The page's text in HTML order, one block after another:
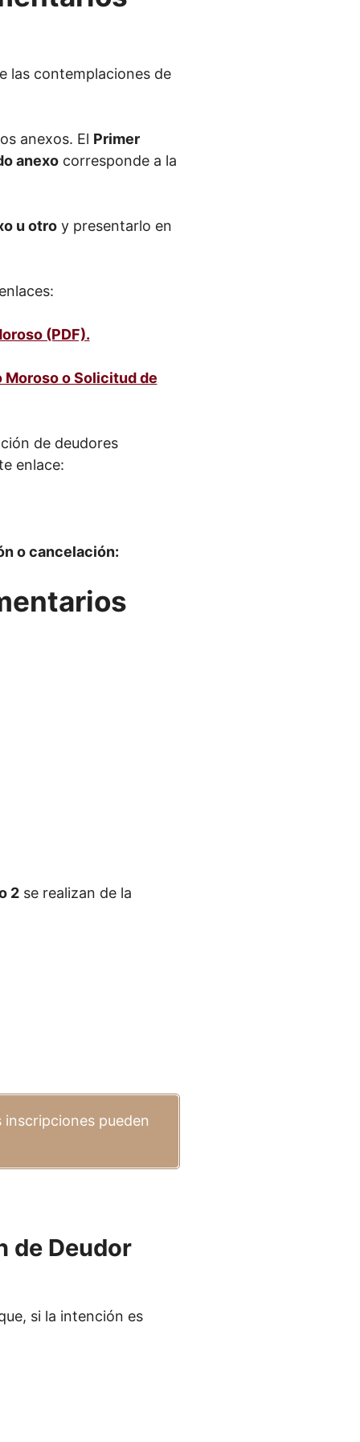
las contemplaciones de
anexos. El Primer
anexocorresponde a la
u otroy presentarlo en
(PDF).
Moroso o Solicitud de
de deudores
enlace:
o cancelación:
2se realizan de la
pueden
de Deudor
si la intención es